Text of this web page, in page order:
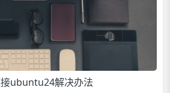
ubuntu24解决办法